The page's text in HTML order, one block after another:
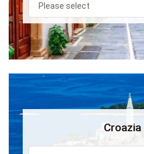
Croazia